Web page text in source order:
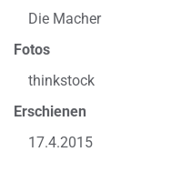
Die Macher
Fotos
thinkstock
Erschienen
17.4.2015